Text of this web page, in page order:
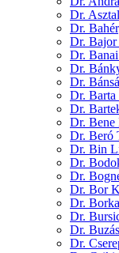
Dr.
Dr.
Dr. Bajor
Dr.
Dr.
Dr.
Dr.
Dr.
Dr. Bene
Dr. Beró
Dr. Bin
Dr.
Dr.
Dr. Bor
Dr.
Dr.
Dr.
Dr.